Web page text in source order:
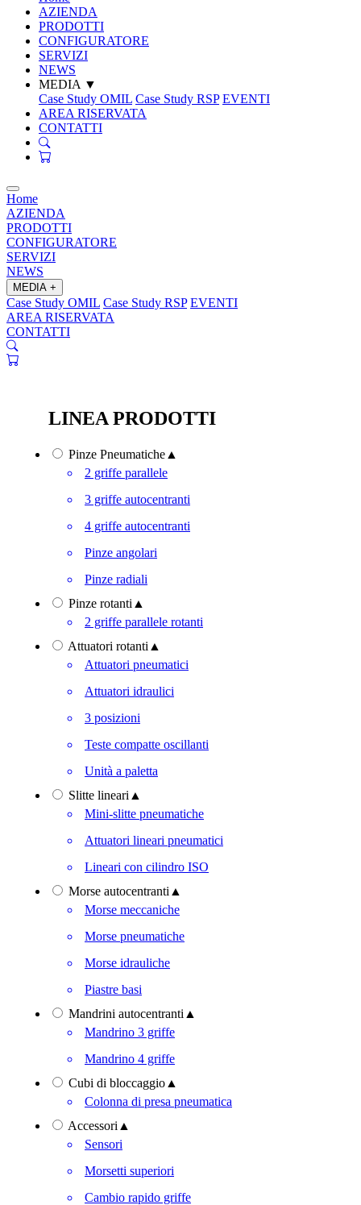
AZIENDA
PRODOTTI
CONFIGURATORE
SERVIZI
NEWS
MEDIA ▼
Case Study OMIL Case Study RSP EVENTI
AREA RISERVATA
CONTATTI
Home
AZIENDA
PRODOTTI
CONFIGURATORE
SERVIZI
NEWS
MEDIA +
Case Study OMIL Case Study RSP EVENTI
AREA RISERVATA
CONTATTI
LINEA PRODOTTI
Pinze Pneumatiche ▲
2 griffe parallele
3 griffe autocentranti
4 griffe autocentranti
Pinze angolari
Pinze radiali
Pinze rotanti ▲
2 griffe parallele rotanti
Attuatori rotanti ▲
Attuatori pneumatici
Attuatori idraulici
3 posizioni
Teste compatte oscillanti
Unità a paletta
Slitte lineari ▲
Mini-slitte pneumatiche
Attuatori lineari pneumatici
Lineari con cilindro ISO
Morse autocentranti ▲
Morse meccaniche
Morse pneumatiche
Morse idrauliche
Piastre basi
Mandrini autocentranti ▲
Mandrino 3 griffe
Mandrino 4 griffe
Cubi di bloccaggio ▲
Colonna di presa pneumatica
Accessori ▲
Sensori
Morsetti superiori
Cambio rapido griffe